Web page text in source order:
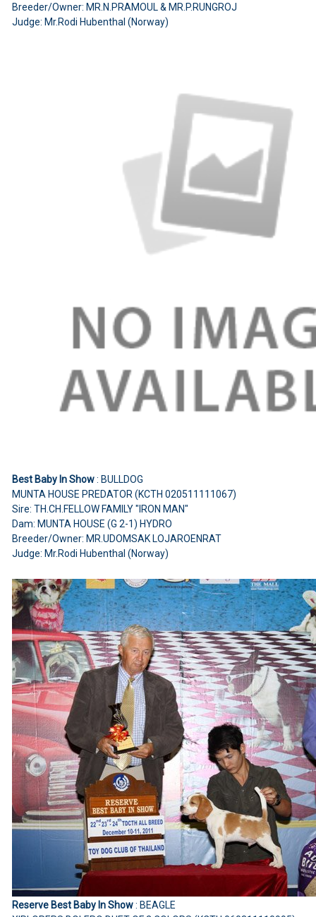
Breeder/Owner: MR.N.PRAMOUL & MR.P.RUNGROJ
Judge: Mr.Rodi Hubenthal (Norway)
Best Baby In Show: BULLDOG
MUNTA HOUSE PREDATOR (KCTH 020511111067)
Sire: TH.CH.FELLOW FAMILY "IRON MAN"
Dam: MUNTA HOUSE (G 2-1) HYDRO
Breeder/Owner: MR.UDOMSAK LOJAROENRAT
Judge: Mr.Rodi Hubenthal (Norway)
Reserve Best Baby In Show: BEAGLE